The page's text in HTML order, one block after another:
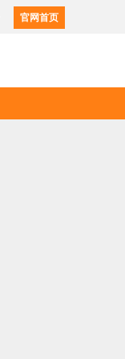
官网首页